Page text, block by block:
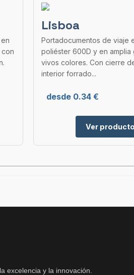
Lisboa
Portadocumentos de viaje
poliéster 600D y en amplia
vivos colores. Con cierre
interior forrado...
desde 0.34 €
Ver producto
excelencia y la innovación.